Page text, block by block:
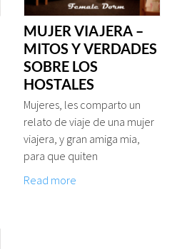
MUJER VIAJERA –
MITOS Y VERDADES
SOBRE LOS
HOSTALES
Mujeres, les comparto un
relato de viaje de una mujer
viajera, y gran amiga mia,
para que quiten
Read more